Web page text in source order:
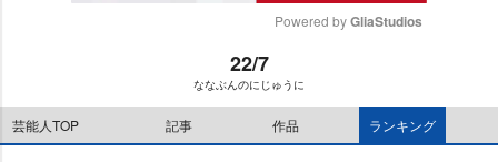
t
Powered by GliaStudios
22/7
ななぶんのにじゅうに
芸能人TOP 記事 作品 ランキング